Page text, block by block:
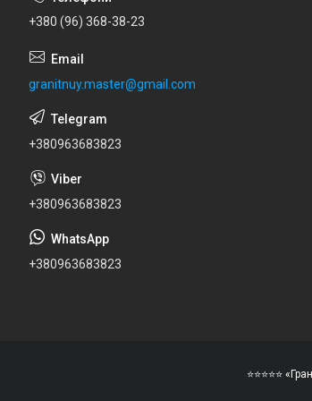
+380 (96) 368-38-23
granitnuy.master@gmail.com
+380963683823
+380963683823
+380963683823